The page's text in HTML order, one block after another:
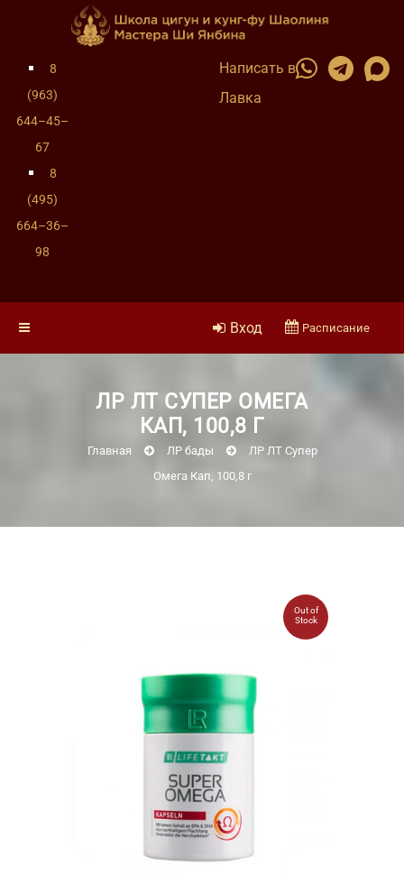
8
(963)
644–45–
67
8
(495)
664–36–
98
Написать в
Лавка
Вход Расписание
ЛР ЛТ СУПЕР ОМЕГА
КАП, 100,8 Г
Главная ЛР бады
ЛР ЛТ Супер
Омега Кап, 100,8 г
Out of
Stock